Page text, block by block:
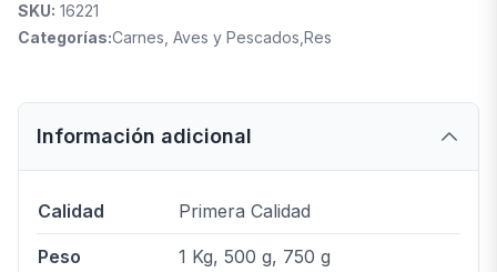
SKU: 16221
Categorías:Carnes, Aves y Pescados Res
Información adicional
Calidad Primera Calidad
Peso 1 Kg, 500 g, 750 g